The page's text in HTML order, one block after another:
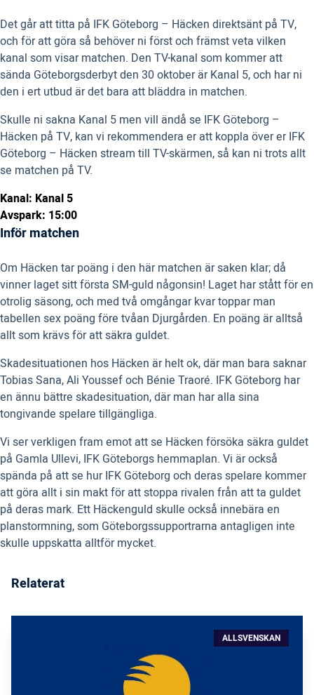
Det går att titta på IFK Göteborg – Häcken direktsänt på TV,
och för att göra så behöver ni först och främst veta vilken
kanal som visar matchen. Den TV-kanal som kommer att
sända Göteborgsderbyt den 30 oktober är Kanal 5, och har ni
den i ert utbud är det bara att bläddra in matchen.
Skulle ni sakna Kanal 5 men vill ändå se IFK Göteborg –
Häcken på TV, kan vi rekommendera er att koppla över er IFK
Göteborg – Häcken stream till TV-skärmen, så kan ni trots allt
se matchen på TV.
Kanal: Kanal 5
Avspark: 15:00
Inför matchen
Om Häcken tar poäng i den här matchen är saken klar; då
vinner laget sitt första SM-guld någonsin! Laget har stått för en
otrolig säsong, och med två omgångar kvar toppar man
tabellen sex poäng före tvåan Djurgården. En poäng är alltså
allt som krävs för att säkra guldet.
Skadesituationen hos Häcken är helt ok, där man bara saknar
Tobias Sana, Ali Youssef och Bénie Traoré. IFK Göteborg har
en ännu bättre skadesituation, där man har alla sina
tongivande spelare tillgängliga.
Vi ser verkligen fram emot att se Häcken försöka säkra guldet
på Gamla Ullevi, IFK Göteborgs hemmaplan. Vi är också
spända på att se hur IFK Göteborg och deras spelare kommer
att göra allt i sin makt för att stoppa rivalen från att ta guldet
på deras mark. Ett Häckenguld skulle också innebära en
planstormning, som Göteborgssupportrarna antagligen inte
skulle uppskatta alltför mycket.
Relaterat
ALLSVENSKAN